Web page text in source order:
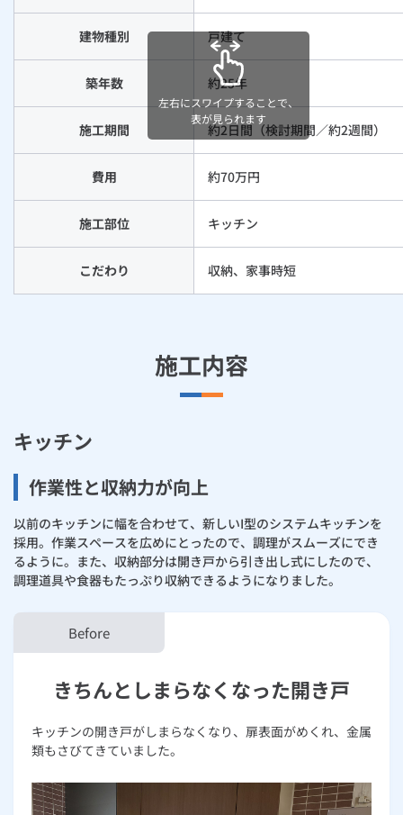
建物種別 戸建て
築年数 約25年
施工期間 約2日間（検討期間／約2週間）
費用 約70万円
施工部位 キッチン
こだわり 収納、家事時短
左右にスワイプすることで、
表が見られます
施工内容
キッチン
作業性と収納力が向上
以前のキッチンに幅を合わせて、新しいI型のシステムキッチンを
採用。作業スペースを広めにとったので、調理がスムーズにでき
るように。また、収納部分は開き戸から引き出し式にしたので、
調理道具や食器もたっぷり収納できるようになりました。
きちんとしまらなくなった開き戸
キッチンの開き戸がしまらなくなり、扉表面がめくれ、金属
類もさびてきていました。